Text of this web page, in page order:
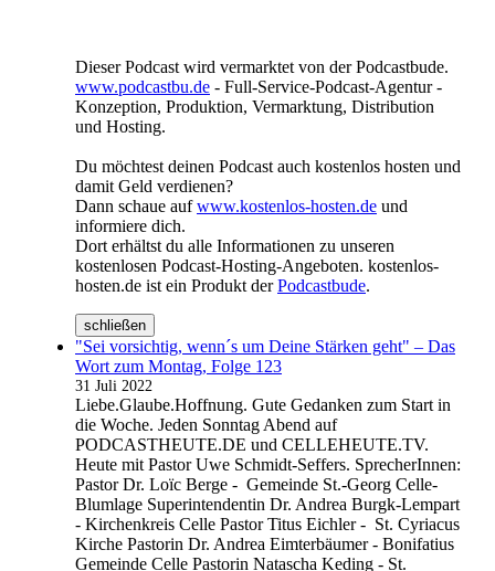
Dieser Podcast wird vermarktet von der Podcastbude.
www.podcastbu.de - Full-Service-Podcast-Agentur -
Konzeption, Produktion, Vermarktung, Distribution
und Hosting.
Du möchtest deinen Podcast auch kostenlos hosten und
damit Geld verdienen?
Dann schaue aufwww.kostenlos-hosten.de und
informiere dich.
Dort erhältst du alle Informationen zu unseren
kostenlosen Podcast-Hosting-Angeboten. kostenlos-
hosten.de ist ein Produkt derPodcastbude.
schließen
"Sei vorsichtig, wenn´s um Deine Stärken geht" – Das
Wort zum Montag, Folge 123
31 Juli 2022
Liebe.Glaube.Hoffnung. Gute Gedanken zum Start in
die Woche. Jeden Sonntag Abend auf
PODCASTHEUTE.DE und CELLEHEUTE.TV.
Heute mit Pastor Uwe Schmidt-Seffers. SprecherInnen:
Pastor Dr. Loïc Berge - Gemeinde St.-Georg Celle-
Blumlage Superintendentin Dr. Andrea Burgk-Lempart
- Kirchenkreis Celle Pastor Titus Eichler - St. Cyriacus
Kirche Pastorin Dr. Andrea Eimterbäumer - Bonifatius
Gemeinde Celle Pastorin Natascha Keding - St.